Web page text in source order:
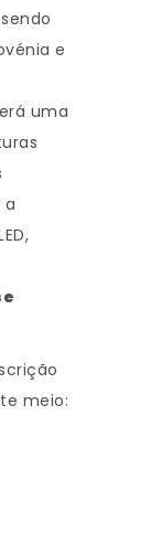
e
uma
a
meio: